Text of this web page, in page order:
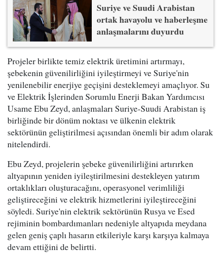
Suriye ve Suudi Arabistan
ortak havayolu ve haberleşme
anlaşmalarını duyurdu
Projeler birlikte temiz elektrik üretimini artırmayı,
şebekenin güvenilirliğini iyileştirmeyi ve Suriye'nin
yenilenebilir enerjiye geçişini desteklemeyi amaçlıyor. Su
ve Elektrik İşlerinden Sorumlu Enerji Bakan Yardımcısı
Usame Ebu Zeyd, anlaşmaları Suriye-Suudi Arabistan iş
birliğinde bir dönüm noktası ve ülkenin elektrik
sektörünün geliştirilmesi açısından önemli bir adım olarak
nitelendirdi.
Ebu Zeyd, projelerin şebeke güvenilirliğini artırırken
altyapının yeniden iyileştirilmesini destekleyen yatırım
ortaklıkları oluşturacağını, operasyonel verimliliği
geliştireceğini ve elektrik hizmetlerini iyileştireceğini
söyledi. Suriye'nin elektrik sektörünün Rusya ve Esed
rejiminin bombardımanları nedeniyle altyapıda meydana
gelen geniş çaplı hasarın etkileriyle karşı karşıya kalmaya
devam ettiğini de belirtti.